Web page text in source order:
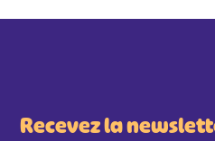
Recevez la
#